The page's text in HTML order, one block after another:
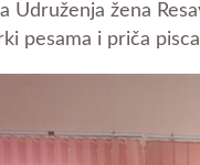
Udruženja žena
pesama i priča